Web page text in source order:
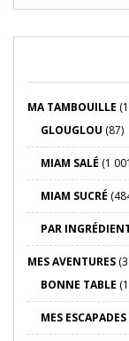
MA TAMBOUILLE
GLOUGLOU (87)
MIAM SALÉ (1
MIAM SUCRÉ
PAR
MES AVENTURES
BONNE TABLE
MES ESCAPADES